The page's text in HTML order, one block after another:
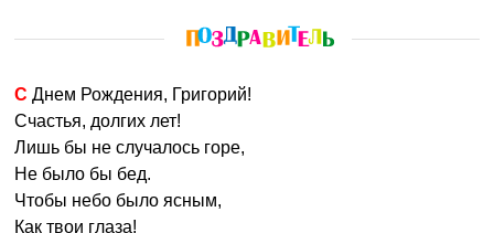
С Днем Рождения, Григорий!
Счастья, долгих лет!
Лишь бы не случалось горе,
Не было бы бед.
Чтобы небо было ясным,
Как твои глаза!